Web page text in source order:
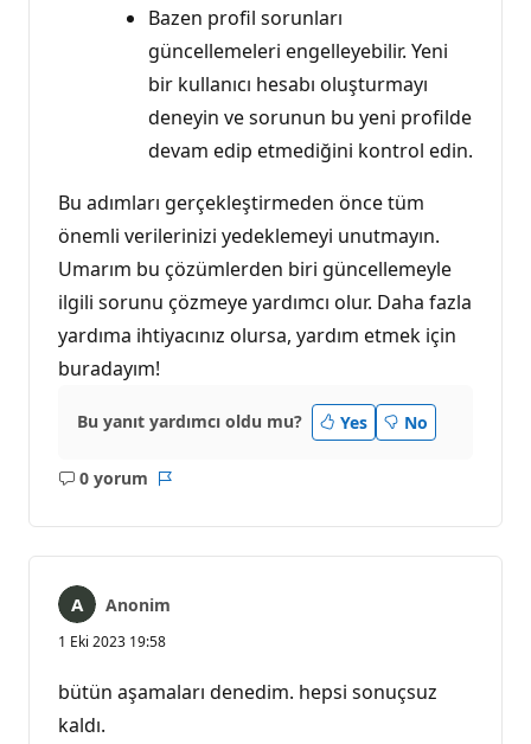
Bazen profil sorunları
güncellemeleri engelleyebilir. Yeni
bir kullanıcı hesabı oluşturmayı
deneyin ve sorunun bu yeni profilde
devam edip etmediğini kontrol edin.
Bu adımları gerçekleştirmeden önce tüm
önemli verilerinizi yedeklemeyi unutmayın.
Umarım bu çözümlerden biri güncellemeyle
ilgili sorunu çözmeye yardımcı olur. Daha fazla
yardıma ihtiyacınız olursa, yardım etmek için
buradayım!
Bu yanıt yardımcı oldu mu? Yes No
0 yorum
Açıklama
Anonim
1 Eki 2023 19:58
bütün aşamaları denedim. hepsi sonuçsuz
kaldı.